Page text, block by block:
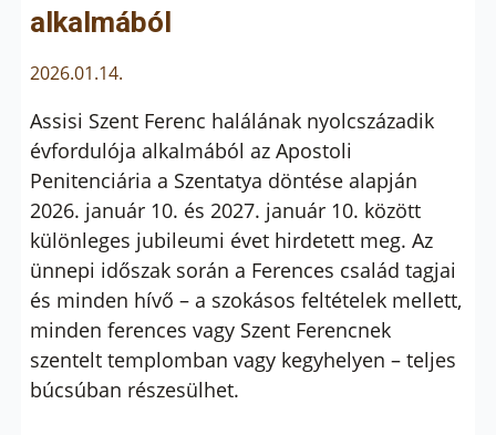
alkalmából
2026.01.14.
Assisi Szent Ferenc halálának nyolcszázadik
évfordulója alkalmából az Apostoli
Penitenciária a Szentatya döntése alapján
2026. január 10. és 2027. január 10. között
különleges jubileumi évet hirdetett meg. Az
ünnepi időszak során a Ferences család tagjai
és minden hívő – a szokásos feltételek mellett,
minden ferences vagy Szent Ferencnek
szentelt templomban vagy kegyhelyen – teljes
búcsúban részesülhet.